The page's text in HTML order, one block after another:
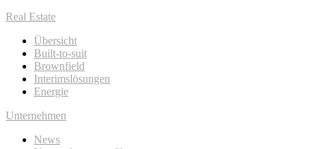
Real Estate
Übersicht
Built-to-suit
Brownfield
Interimslösungen
Energie
Unternehmen
News